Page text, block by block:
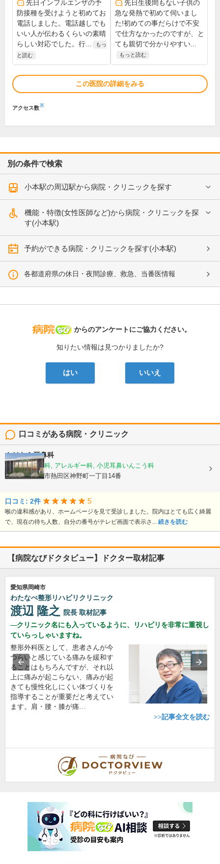
先日インフルエンザの予
防接種を受けようと初めてお
電話しました。電話越しでも
いい人が伝わるくらいの素晴
らしい対応でした。行...
もっ
と読む
先日生後間もない子供の
急な発熱で初めて伺いまし
た!初めての事だらけで不安
で仕方なかったのですが、と
ても親切で分かりやすい...
もっと読む
この医院の詳細をみる
アクセス数※
別の条件で検索
小本駅の周辺駅から病院・クリニックを探す
機能・特徴(女性医師など)から病院・クリニックを探
す(小本駅)
予約ができる病院・クリニックを探す(小本駅)
各都道府県の休日・夜間診療、救急、当番医情報
病院なび
からのアンケートにご協力ください。
知りたい情報は見つかりましたか?
はい いいえ
口コミがある病院・クリニック
たけむら耳鼻科
耳鼻いんこう科, アレルギー科, 小児耳鼻いんこう科
愛知県名古屋市熱田区神野町一丁目14番
口コミ: 2件 5
喉の違和感があり、ホームページを見て受診しました。院内はとても広く綺麗
で、現在の待ち人数、自分の番号がテレビ画面で表示さ... 続きを読む
【病院なびドクタビュー】ドクター取材記事
愛知県岡崎市
わたなべ整形リハビリクリニック
渡辺 隆之 院長 取材記事
クリニック名にも入っているように、リハビリを非常に重視し
ていらっしゃいますね。
整形外科医として、患者さんが今
つらいと感じている痛みを緩和す
ることはもちろんですが、それ以
上に痛みが起こらない、痛みが起
きても慢性化しにくい体づくりを
指導することが重要だと考えてい
ます。肩・腰・膝が痛…
>>記事全文を読む